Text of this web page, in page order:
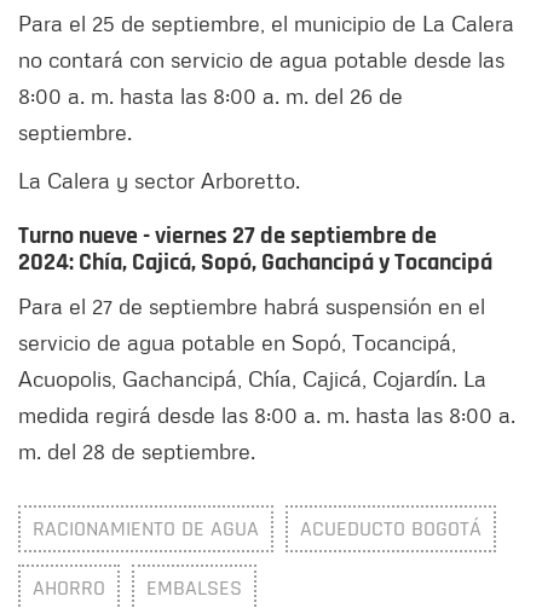
Para el 25 de septiembre, el municipio de La Calera
no contará con servicio de agua potable desde las
8:00 a. m. hasta las 8:00 a. m. del 26 de
septiembre.
La Calera y sector Arboretto.
Turno nueve - viernes 27 de septiembre de
2024:Chía, Cajicá, Sopó, Gachancipá y Tocancipá
Para el 27 de septiembre habrá suspensión en el
servicio de agua potable en Sopó, Tocancipá,
Acuopolis, Gachancipá, Chía, Cajicá, Cojardín. La
medida regirá desde las 8:00 a. m. hasta las 8:00 a.
m. del 28 de septiembre.
RACIONAMIENTO DE AGUA ACUEDUCTO BOGOTÁ
AHORRO EMBALSES